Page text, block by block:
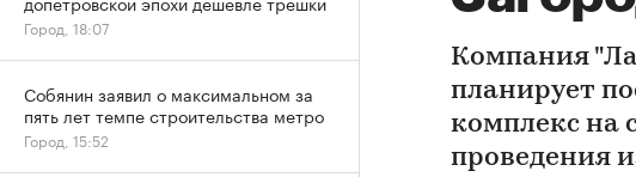
Компания
планирует
комплекс на
проведения
Город, 18:07
Собянин заявил о максимальном за
пять лет темпе строительства метро
Город, 15:52